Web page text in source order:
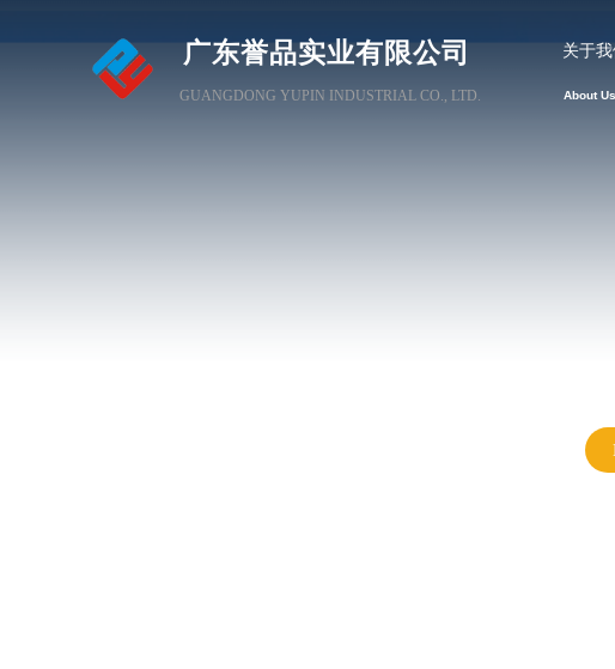
关于我
GUANGDONG YUPIN INDUSTRIAL CO., LTD.
广东誉品实业有限公司
About